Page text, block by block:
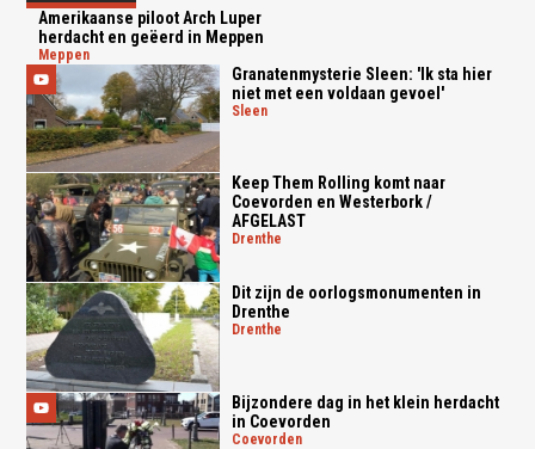
Amerikaanse piloot Arch Luper
herdacht en geëerd in Meppen
meppen
Granatenmysterie Sleen: 'Ik sta hier
niet met een voldaan gevoel'
sleen
Keep Them Rolling komt naar
Coevorden en Westerbork /
AFGELAST
drenthe
Dit zijn de oorlogsmonumenten in
Drenthe
drenthe
Bijzondere dag in het klein herdacht
in Coevorden
coevorden